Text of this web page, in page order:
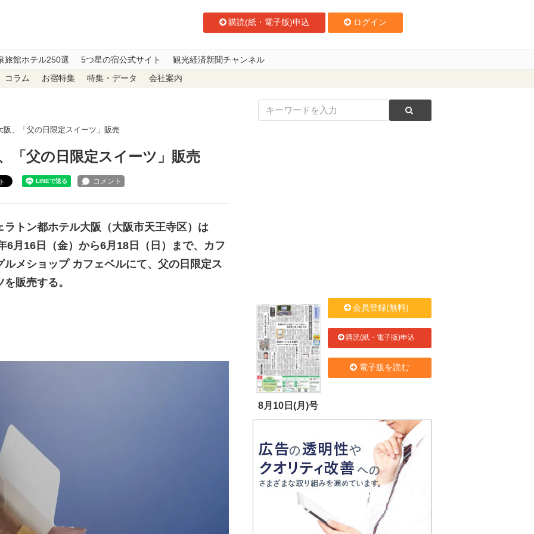
購読(紙・電子版)申込 ログイン
旅館ホテル250選 5つ星の宿公式サイト 観光経済新聞チャンネル
コラム お宿特集 特集・データ 会社案内
阪、「父の日限定スイーツ」販売
「父の日限定スイーツ」販売
トン都ホテル大阪（大阪市天王寺区）は
6月16日（金）から6月18日（日）まで、カフ
ルメショップ カフェベルにて、父の日限定ス
を販売する。
8月10日(月)号
会員登録(無料)
購読(紙・電子版)申込
電子版を読む